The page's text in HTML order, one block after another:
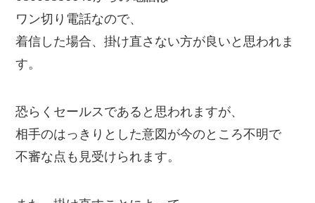
ワン切り電話なので、
着信した場合、掛け直さない方が良いと思われま
す。
恐らくセールスであると思われますが、
相手のはっきりとした意図が今のところ不明で
不審な点も見受けられます。